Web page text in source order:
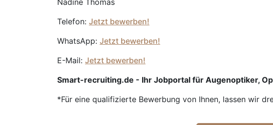
Nadine Thomas
Telefon: Jetzt bewerben!
WhatsApp: Jetzt bewerben!
E-Mail: Jetzt bewerben!
Smart-recruiting.de - Ihr Jobportal für Augenoptiker,
*Für eine qualifizierte Bewerbung von Ihnen, lassen wir